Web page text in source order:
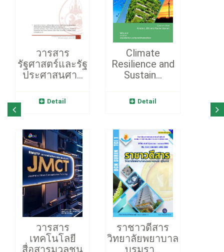
วารสาร
รัฐศาสตร์และรัฐ
ประศาสนศา...
Detail
Climate
Resilience and
Sustain...
Detail
วารสาร
เทคโนโลยี
ราชาวดีสาร
วิทยาลัยพยาบาล